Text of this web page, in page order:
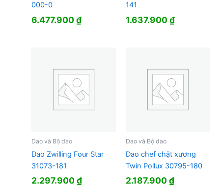
000-0
6.477.900₫
141
1.637.900₫
Dao và Bộ dao
Dao Zwilling Four Star
31073-181
2.297.900₫
Dao và Bộ dao
Dao chef chặt xương
Twin Pollux 30795-180
2.187.900₫